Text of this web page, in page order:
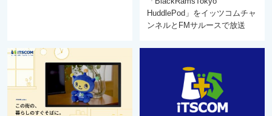
HuddlePod」をイッツコムチャ
ンネルとFMサルースで放送